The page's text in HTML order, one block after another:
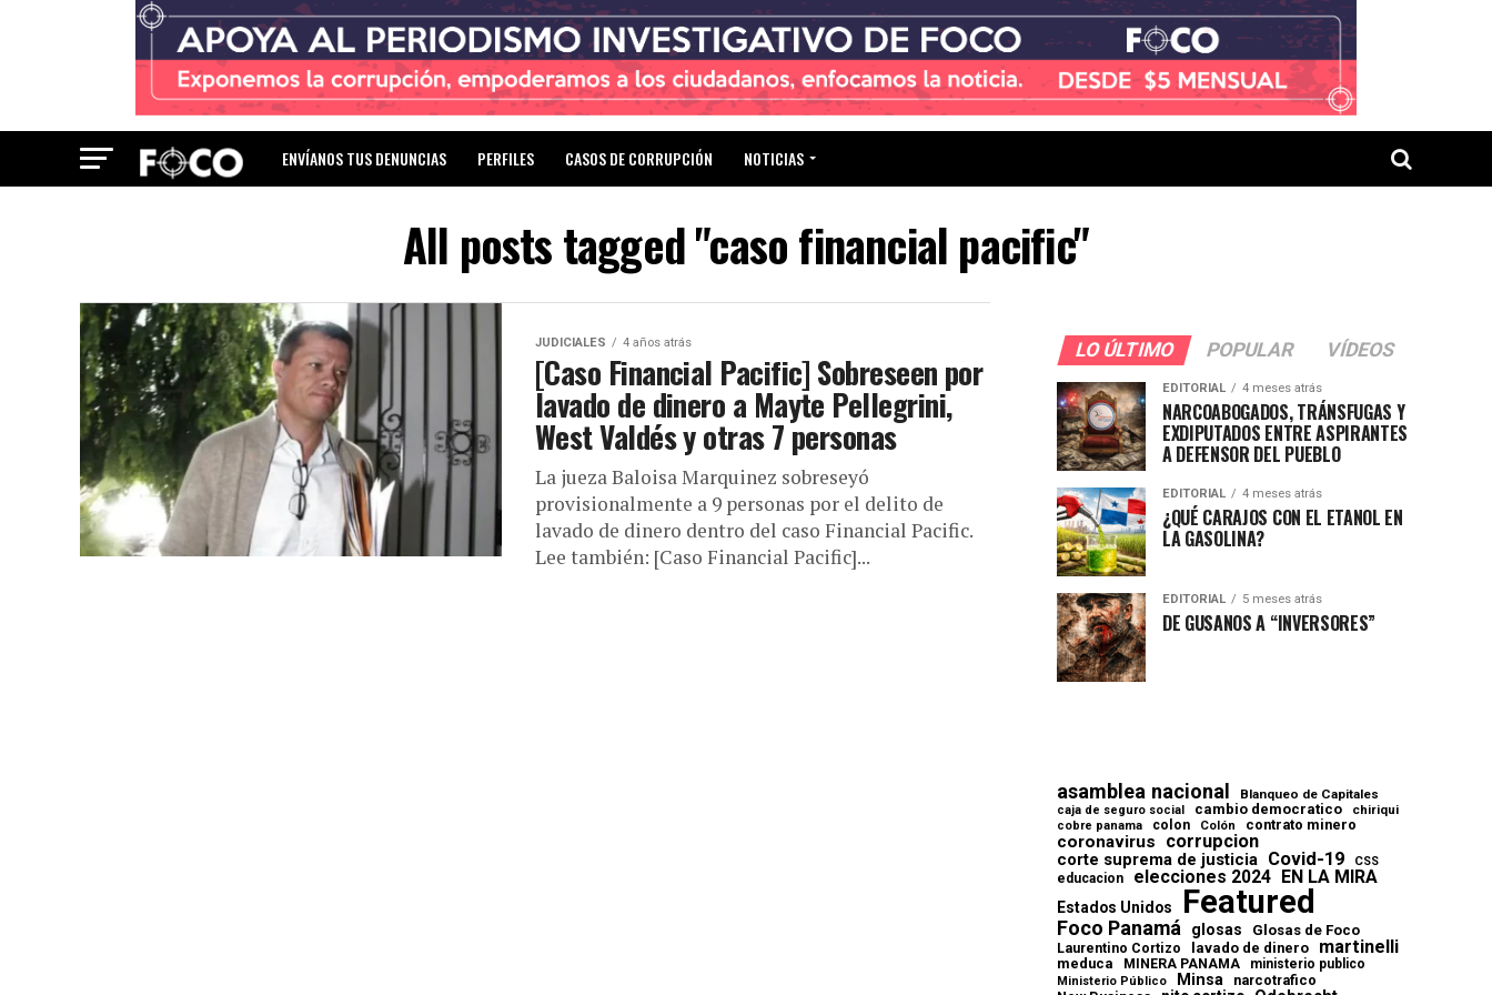
ENVÍANOS TUS DENUNCIAS PERFILES CASOS DE CORRUPCIÓN NOTICIAS
All posts tagged "caso financial pacific"
JUDICIALES 4 años atrás
[Caso Financial Pacific] Sobreseen por
lavado de dinero a Mayte Pellegrini,
West Valdés y otras 7 personas
La jueza Baloisa Marquinez sobreseyó
provisionalmente a 9 personas por el delito de
lavado de dinero dentro del caso Financial Pacific.
Lee también: [Caso Financial Pacific]...
LO ÚLTIMO POPULAR VÍDEOS
EDITORIAL 4 meses atrás
NARCOABOGADOS, TRÁNSFUGAS Y
EXDIPUTADOS ENTRE ASPIRANTES
A DEFENSOR DEL PUEBLO
EDITORIAL 4 meses atrás
¿QUÉ CARAJOS CON EL ETANOL EN
LA GASOLINA?
EDITORIAL 5 meses atrás
DE GUSANOS A “INVERSORES”
asamblea nacional Blanqueo de Capitales
caja de seguro social cambio democratico chiriqui
cobre panama colon Colón contrato minero
coronavirus corrupcion
corte suprema de justicia Covid-19 CSS
educacion elecciones 2024 EN LA MIRA
Estados Unidos Featured
Foco Panamá glosas Glosas de Foco
Laurentino Cortizo lavado de dinero martinelli
meduca MINERA PANAMA ministerio publico
Ministerio Público Minsa
narcotrafico